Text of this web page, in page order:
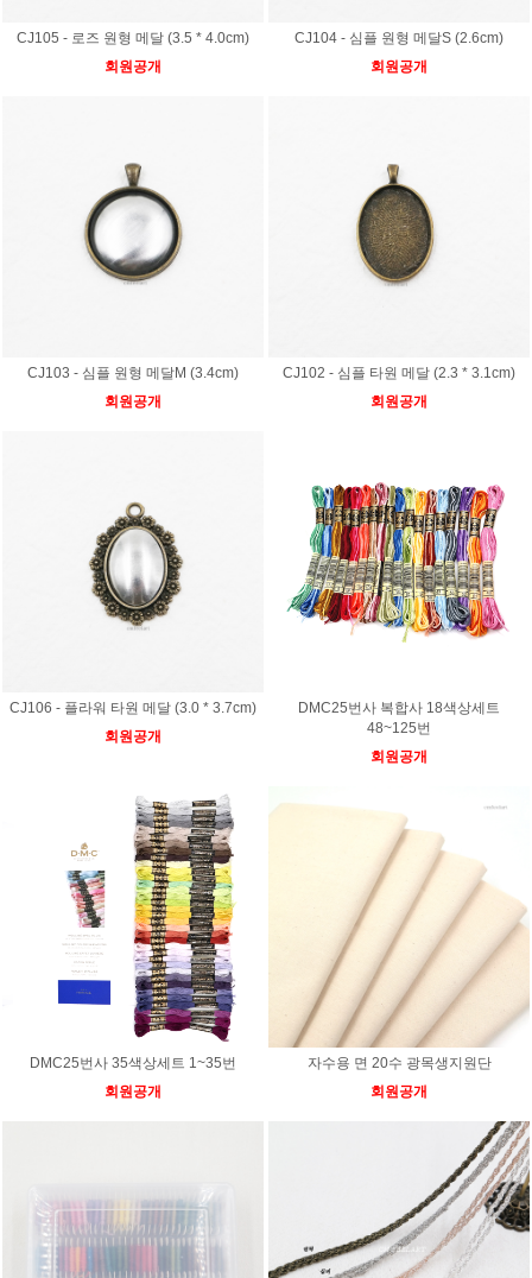
CJ105 - 로즈 원형 메달 (3.5 * 4.0cm)
회원공개
CJ104 - 심플 원형 메달S (2.6cm)
회원공개
CJ103 - 심플 원형 메달M (3.4cm)
회원공개
CJ102 - 심플 타원 메달 (2.3 * 3.1cm)
회원공개
CJ106 - 플라워 타원 메달 (3.0 * 3.7cm)
회원공개
DMC25번사 복합사 18색상세트
48~125번
회원공개
DMC25번사 35색상세트 1~35번
회원공개
자수용 면 20수 광목생지원단
회원공개